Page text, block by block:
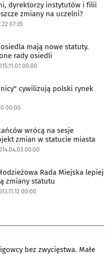
dyrektorzy instytutów i filii
zmiany na uczelni?
07:35
mają nowe statuty.
rady osiedli
00:00
cywilizują polski rynek
00:00
wrócą na sesje
zmian w statucie miasta
00:00
Rada Miejska lepiej
zmiany statutu
00:00
bez zwycięstwa. Małe